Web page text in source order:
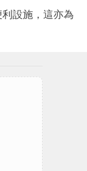
設施，這亦為